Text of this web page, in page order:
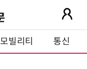
모빌리티 통신